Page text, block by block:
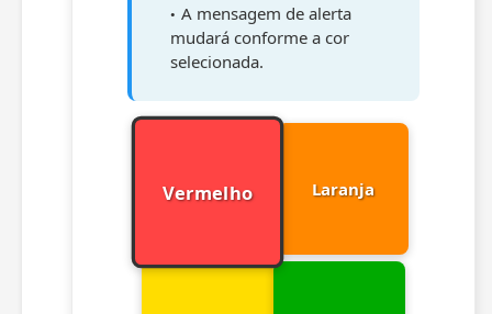
A mensagem de alerta
mudará conforme a cor
selecionada.
Vermelho Laranja